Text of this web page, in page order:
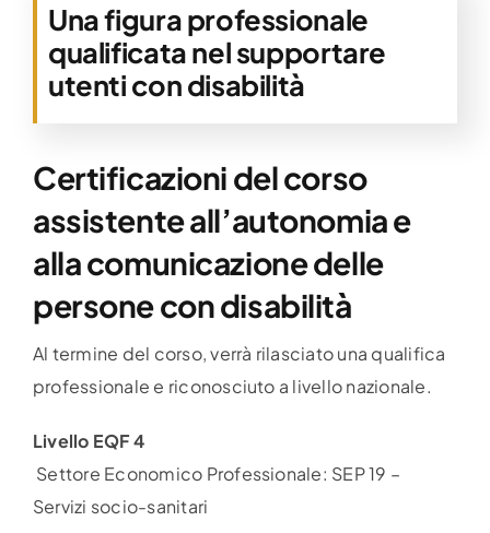
Una figura professionale
qualificata nel supportare
utenti con disabilità
Certificazioni del corso
assistente all’autonomia e
alla comunicazione delle
persone con disabilità
Al termine del corso, verrà rilasciato una qualifica
professionale e riconosciuto a livello nazionale.
Livello EQF 4
Settore Economico Professionale: SEP 19 –
Servizi socio-sanitari